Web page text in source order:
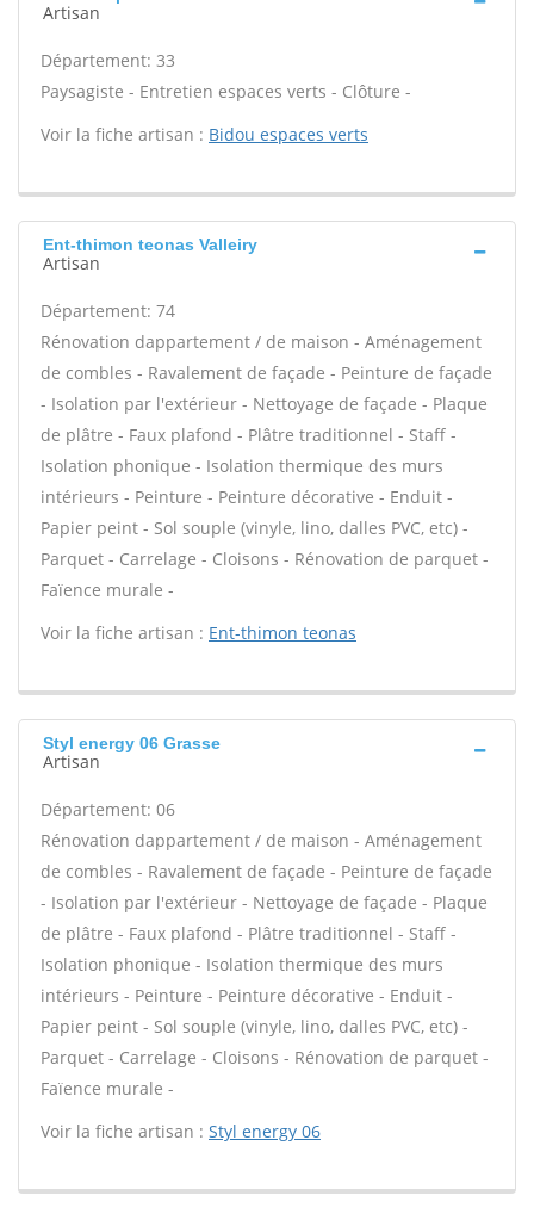
Artisan
Département: 33
Paysagiste - Entretien espaces verts - Clôture -
Voir la fiche artisan : Bidou espaces verts
Ent-thimon teonas Valleiry
Artisan
Département: 74
Rénovation dappartement / de maison - Aménagement
de combles - Ravalement de façade - Peinture de façade
- Isolation par l'extérieur - Nettoyage de façade - Plaque
de plâtre - Faux plafond - Plâtre traditionnel - Staff -
Isolation phonique - Isolation thermique des murs
intérieurs - Peinture - Peinture décorative - Enduit -
Papier peint - Sol souple (vinyle, lino, dalles PVC, etc) -
Parquet - Carrelage - Cloisons - Rénovation de parquet -
Faïence murale -
Voir la fiche artisan : Ent-thimon teonas
Styl energy 06 Grasse
Artisan
Département: 06
Rénovation dappartement / de maison - Aménagement
de combles - Ravalement de façade - Peinture de façade
- Isolation par l'extérieur - Nettoyage de façade - Plaque
de plâtre - Faux plafond - Plâtre traditionnel - Staff -
Isolation phonique - Isolation thermique des murs
intérieurs - Peinture - Peinture décorative - Enduit -
Papier peint - Sol souple (vinyle, lino, dalles PVC, etc) -
Parquet - Carrelage - Cloisons - Rénovation de parquet -
Faïence murale -
Voir la fiche artisan : Styl energy 06